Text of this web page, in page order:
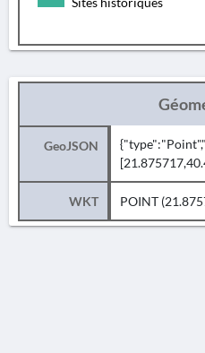
GeoJSON
WKT POINT